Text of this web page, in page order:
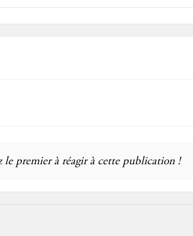
le premier à réagir à cette publication !